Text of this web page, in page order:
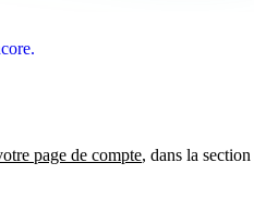
page de compte, dans la section